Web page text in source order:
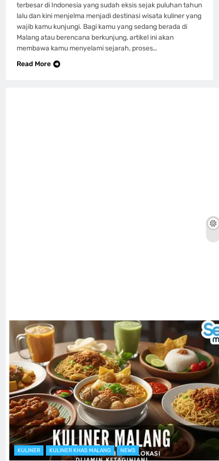
terbesar di Indonesia yang sudah eksis sejak puluhan tahun
lalu dan kini menjelma menjadi destinasi wisata kuliner yang
wajib kamu kunjungi. Bagi kamu yang sedang berada di
Malang atau berencana berkunjung, artikel ini akan
membawa kamu menyelami sejarah, proses…
Read More
KULINER KULINER KHAS MALANG NEWS